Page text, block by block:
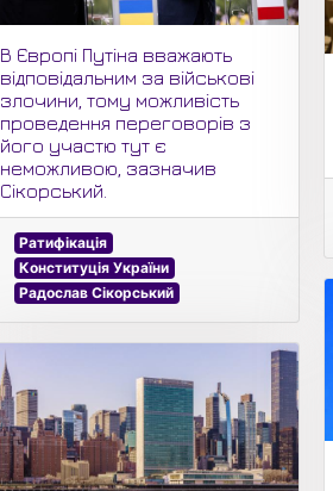
В Європі Путіна вважають
відповідальним за військові
злочини, тому можливість
проведення переговорів з
його участю тут є
неможливою, зазначив
Сікорський.
Ратифікація
Конституція України
Радослав Сікорський